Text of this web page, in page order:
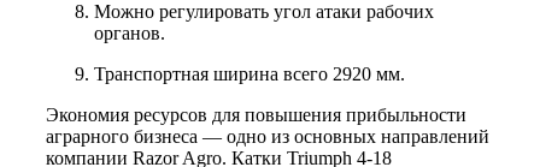
Можно регулировать угол атаки рабочих
органов.
Транспортная ширина всего 2920 мм.
Экономия ресурсов для повышения прибыльности
аграрного бизнеса — одно из основных направлений
компании Razor Agro. Катки Triumph 4-18